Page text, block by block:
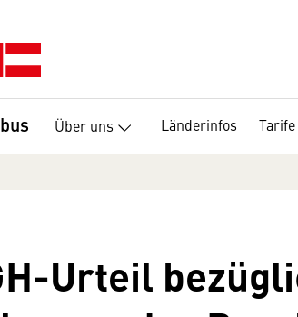
Über uns Länderinfos Tarife
Urteil